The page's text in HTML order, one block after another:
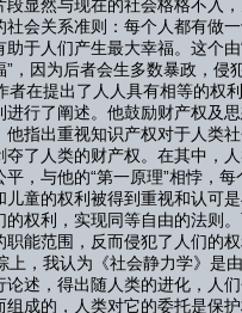
段显然与现在的社会格格不入
社会关系准则：每个人都有做
助于人们产生最大幸福。这个
”，因为后者会生多数暴政，侵
在提出了人人具有相等的权
进行了阐述。他鼓励财产权及
他指出重视知识产权对于人类
夺了人类的财产权。在其中，
平，与他的“第一原理”相悖，
儿童的权利被得到重视和认可
的权利，实现同等自由的法则
职能范围，反而侵犯了人们的
，我认为《社会静力学》是
论述，得出随人类的进化，人
组成的，人类对它的委托是保